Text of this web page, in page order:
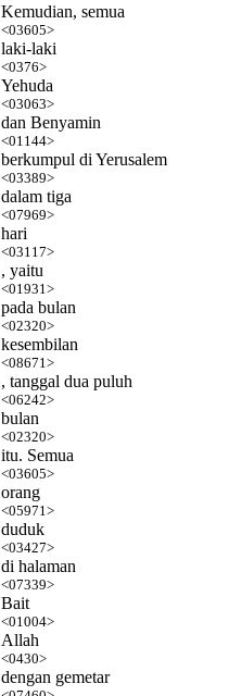
Kemudian, semua
<03605>
laki-laki
<0376>
Yehuda
<03063>
dan Benyamin
<01144>
berkumpul di Yerusalem
<03389>
dalam tiga
<07969>
hari
<03117>
, yaitu
<01931>
pada bulan
<02320>
kesembilan
<08671>
, tanggal dua puluh
<06242>
bulan
<02320>
itu. Semua
<03605>
orang
<05971>
duduk
<03427>
di halaman
<07339>
Bait
<01004>
Allah
<0430>
dengan gemetar